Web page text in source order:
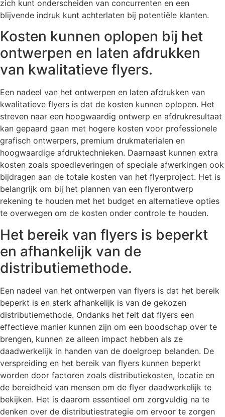
zich kunt onderscheiden van concurrenten en een
blijvende indruk kunt achterlaten bij potentiële klanten.
Kosten kunnen oplopen bij het
ontwerpen en laten afdrukken
van kwalitatieve flyers.
Een nadeel van het ontwerpen en laten afdrukken van
kwalitatieve flyers is dat de kosten kunnen oplopen. Het
streven naar een hoogwaardig ontwerp en afdrukresultaat
kan gepaard gaan met hogere kosten voor professionele
grafisch ontwerpers, premium drukmaterialen en
hoogwaardige afdruktechnieken. Daarnaast kunnen extra
kosten zoals spoedleveringen of speciale afwerkingen ook
bijdragen aan de totale kosten van het flyerproject. Het is
belangrijk om bij het plannen van een flyerontwerp
rekening te houden met het budget en alternatieve opties
te overwegen om de kosten onder controle te houden.
Het bereik van flyers is beperkt
en afhankelijk van de
distributiemethode.
Een nadeel van het ontwerpen van flyers is dat het bereik
beperkt is en sterk afhankelijk is van de gekozen
distributiemethode. Ondanks het feit dat flyers een
effectieve manier kunnen zijn om een boodschap over te
brengen, kunnen ze alleen impact hebben als ze
daadwerkelijk in handen van de doelgroep belanden. De
verspreiding en het bereik van flyers kunnen beperkt
worden door factoren zoals distributiekosten, locatie en
de bereidheid van mensen om de flyer daadwerkelijk te
bekijken. Het is daarom essentieel om zorgvuldig na te
denken over de distributiestrategie om ervoor te zorgen